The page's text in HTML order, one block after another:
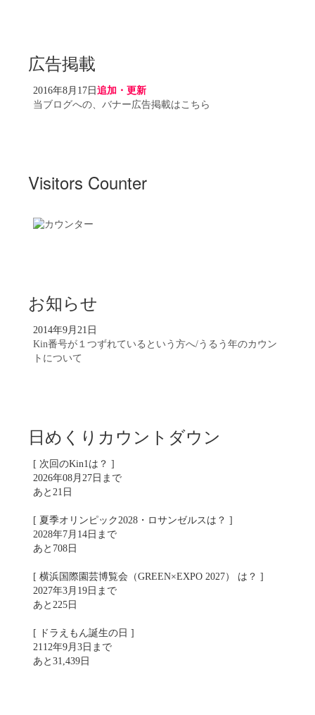
広告掲載
2016年8月17日追加・更新
当ブログへの、バナー広告掲載はこちら
Visitors Counter
お知らせ
2014年9月21日
Kin番号が１つずれているという方へ/うるう年のカウン
トについて
日めくりカウントダウン
[ 次回のKin1は？ ]
2026年08月27日まで
あと21日
[ 夏季オリンピック2028・ロサンゼルスは？ ]
2028年7月14日まで
あと708日
[ 横浜国際園芸博覧会（GREEN×EXPO 2027） は？ ]
2027年3月19日まで
あと225日
[ ドラえもん誕生の日 ]
2112年9月3日まで
あと31,439日